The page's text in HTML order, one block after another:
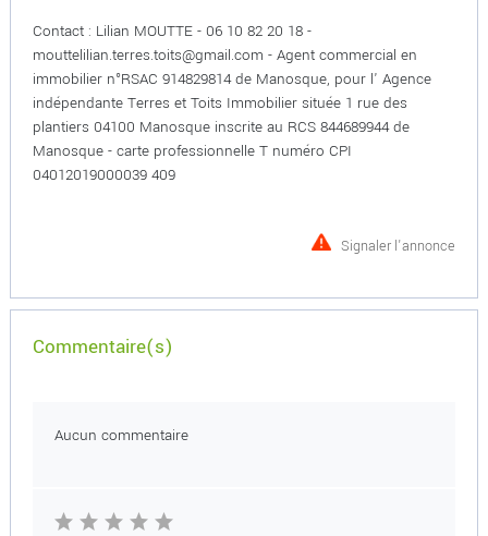
Contact : Lilian MOUTTE - 06 10 82 20 18 -
mouttelilian.terres.toits@gmail.com - Agent commercial en
immobilier n°RSAC 914829814 de Manosque, pour l' Agence
indépendante Terres et Toits Immobilier située 1 rue des
plantiers 04100 Manosque inscrite au RCS 844689944 de
Manosque - carte professionnelle T numéro CPI
04012019000039 409
Signaler l'annonce
Commentaire(s)
Aucun commentaire